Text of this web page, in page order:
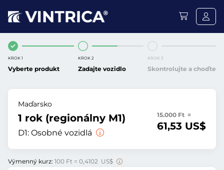
KROK 1
Vyberte produkt
KROK 2
Zadajte vozidlo
KROK 3
Skontrolujte a choďte
Maďarsko
1 rok (regionálny M1)
D1: Osobné vozidlá
15.000 Ft =
61,53 US$
Výmenný kurz: 100 Ft = 0,4102 US$